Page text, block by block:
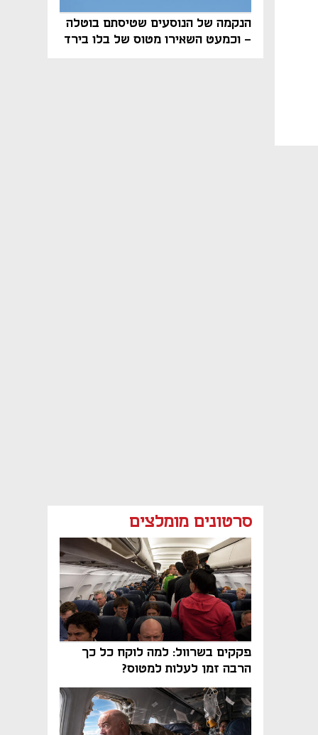
הנקמה של הנוסעים שטיסתם בוטלה
- וכמעט השאירו מטוס של בלו בירד
סרטונים מומלצים
פקקים בשרוול: למה לוקח כל כך
הרבה זמן לעלות למטוס?